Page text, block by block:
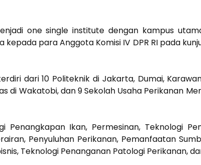
one single institute dengan kampus
para Anggota Komisi IV DPR RI pada
dari 10 Politeknik di Jakarta, Dumai,
di Wakatobi, dan 9 Sekolah Usaha Perikanan
Ikan, Permesinan, Teknologi
Penyuluhan Perikanan, Pemanfaatan
Teknologi Penanganan Patologi Perikanan,